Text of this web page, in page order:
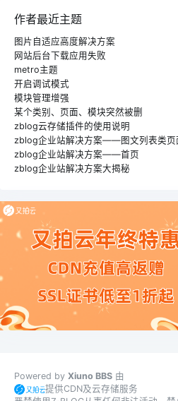
作者最近主题
图片自适应高度解决方案
网站后台下载应用失败
metro主题
开启调试模式
模块管理增强
某个类别、页面、模块突然被删
zblog云存储插件的使用说明
zblog企业站解决方案——图文列表类页
zblog企业站解决方案——首页
zblog企业站解决方案大揭秘
Powered by Xiuno BBS 由
提供CDN及云存储服务